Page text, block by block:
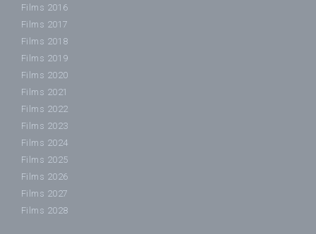
Films 2016
Films 2017
Films 2018
Films 2019
Films 2020
Films 2021
Films 2022
Films 2023
Films 2024
Films 2025
Films 2026
Films 2027
Films 2028